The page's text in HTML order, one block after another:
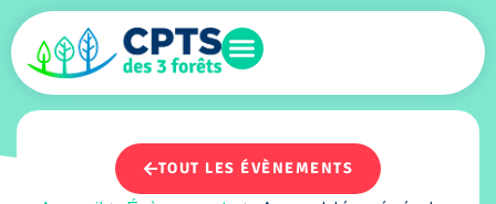
TOUT LES ÉVÈNEMENTS